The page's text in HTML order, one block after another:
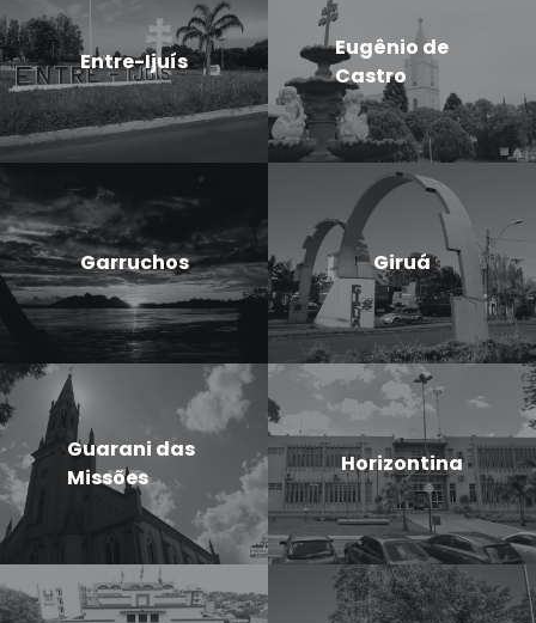
Entre-Ijuís
Eugênio de
Castro
Garruchos Giruá
Guarani das
Missões
Horizontina